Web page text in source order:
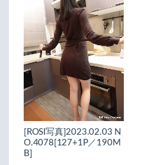
[ROSI写真]2023.02.03 N
O.4078[127+1P／190M
B]